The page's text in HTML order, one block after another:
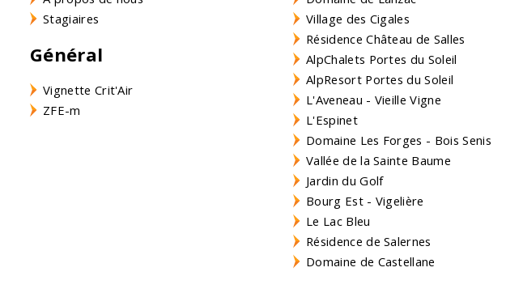
Stagiaires
Général
Vignette Crit'Air
ZFE-m
Village des Cigales
Résidence Château de Salles
AlpChalets Portes du Soleil
AlpResort Portes du Soleil
L'Aveneau - Vieille Vigne
L'Espinet
Domaine Les Forges - Bois Senis
Vallée de la Sainte Baume
Jardin du Golf
Bourg Est - Vigelière
Le Lac Bleu
Résidence de Salernes
Domaine de Castellane